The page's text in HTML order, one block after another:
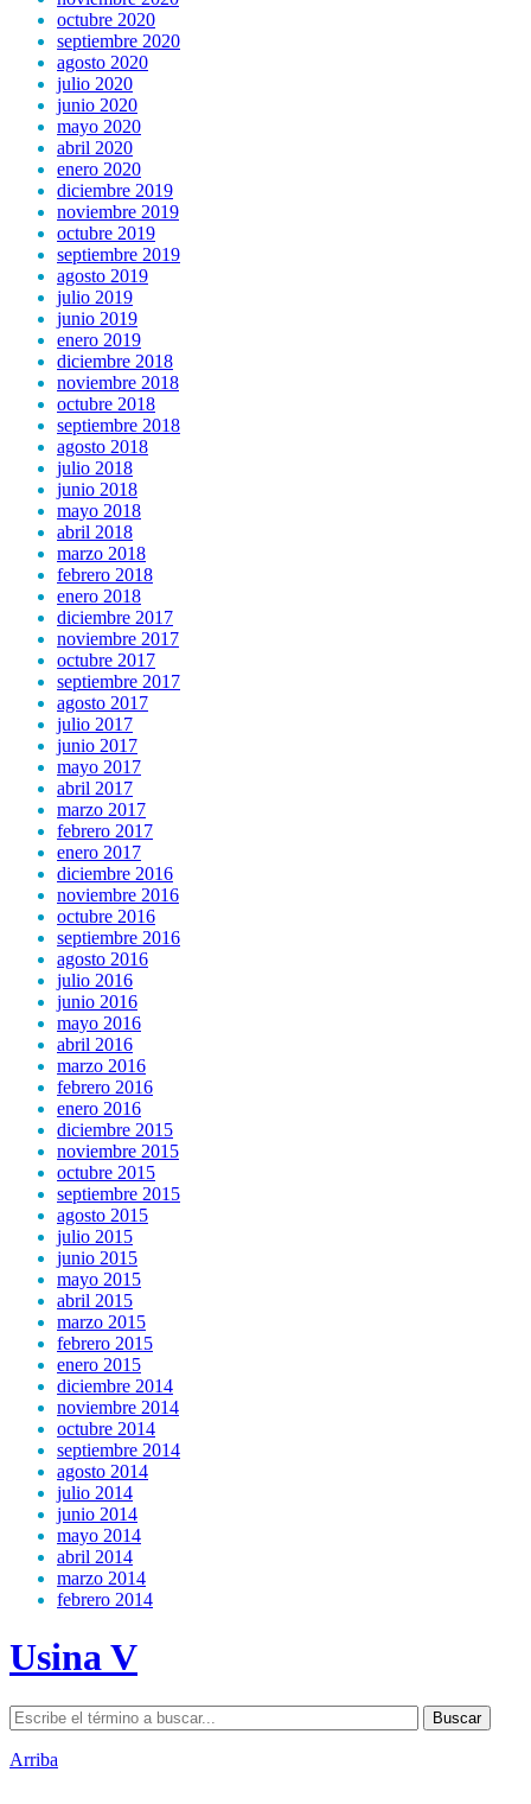
octubre 2020
septiembre 2020
agosto 2020
julio 2020
junio 2020
mayo 2020
abril 2020
enero 2020
diciembre 2019
noviembre 2019
octubre 2019
septiembre 2019
agosto 2019
julio 2019
junio 2019
enero 2019
diciembre 2018
noviembre 2018
octubre 2018
septiembre 2018
agosto 2018
julio 2018
junio 2018
mayo 2018
abril 2018
marzo 2018
febrero 2018
enero 2018
diciembre 2017
noviembre 2017
octubre 2017
septiembre 2017
agosto 2017
julio 2017
junio 2017
mayo 2017
abril 2017
marzo 2017
febrero 2017
enero 2017
diciembre 2016
noviembre 2016
octubre 2016
septiembre 2016
agosto 2016
julio 2016
junio 2016
mayo 2016
abril 2016
marzo 2016
febrero 2016
enero 2016
diciembre 2015
noviembre 2015
octubre 2015
septiembre 2015
agosto 2015
julio 2015
junio 2015
mayo 2015
abril 2015
marzo 2015
febrero 2015
enero 2015
diciembre 2014
noviembre 2014
octubre 2014
septiembre 2014
agosto 2014
julio 2014
junio 2014
mayo 2014
abril 2014
marzo 2014
febrero 2014
Usina V
Arriba